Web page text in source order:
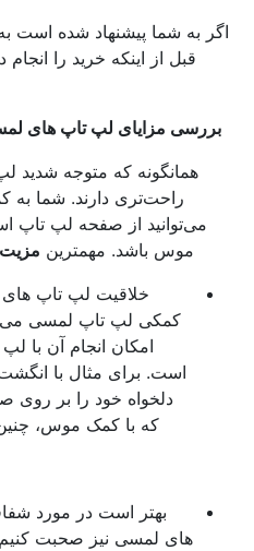
به شما پیشنهاد شده است به
قبل از اینکه خرید را انجام
بررسی مزایای لپ تاپ‌ های لمسی
همانگونه که متوجه شدید لپ
راحت‌تری دارند. شما به
می‌توانید از صفحه لپ تاپ
موس باشد. مهمترینمزیت
خلاقیت لپ تاپ‌ های
کمکی لپ تاپ‌ لمسی
امکان انجام آن با لپ
است. برای مثال با انگشت
دلخواه خود را بر روی
که با کمک موس، چنین
بهتر است در مورد
های لمسی نیز صحبت کنیم.